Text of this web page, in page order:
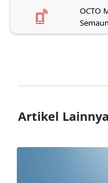
OCTO
Artikel Lainnya